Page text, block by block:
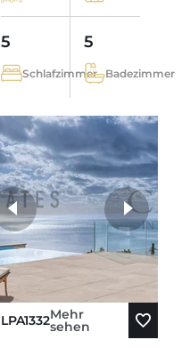
5
Schlafzimmer
5
Badezimmer
LPA1332Mehr
sehen